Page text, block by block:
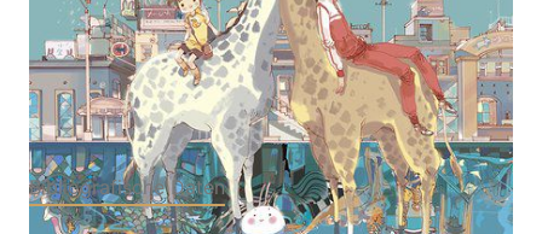
Buch 288 Seiten
Softcover
ISBN: 978-3-90581672-
3
Bibliografische Daten